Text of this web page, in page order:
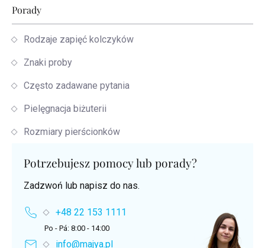
Porady
Rodzaje zapięć kolczyków
Znaki proby
Często zadawane pytania
Pielęgnacja biżuterii
Rozmiary pierścionków
Potrzebujesz pomocy lub porady?
Zadzwoń lub napisz do nas.
+48 22 153 1111
Po - Pá: 8:00 - 14:00
info@majya.pl